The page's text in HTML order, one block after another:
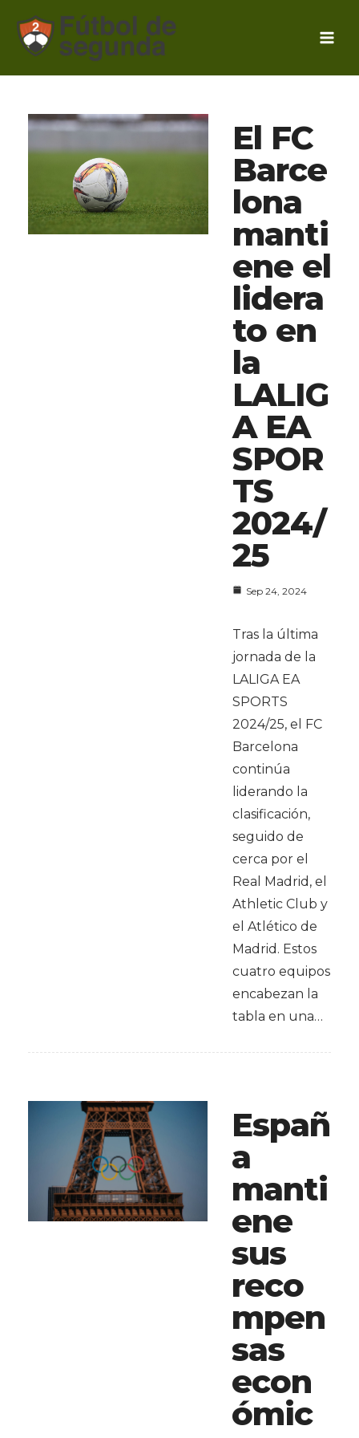
contenido
El FC
Barce
lona
manti
ene el
lidera
to en
la
LALIG
A EA
SPOR
TS
2024/
25
Sep 24, 2024
Tras la última
jornada de la
LALIGA EA
SPORTS
2024/25, el FC
Barcelona
continúa
liderando la
clasificación,
seguido de
cerca por el
Real Madrid, el
Athletic Club y
el Atlético de
Madrid. Estos
cuatro equipos
encabezan la
tabla en una…
Españ
a
manti
ene
sus
reco
mpen
sas
econ
ómic